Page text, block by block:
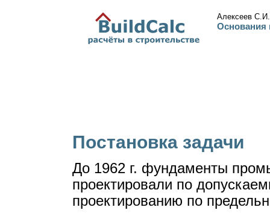
Алексеев С.И.
Основания
Постановка задачи
До 1962 г. фундаменты
проектировали по
проектированию по